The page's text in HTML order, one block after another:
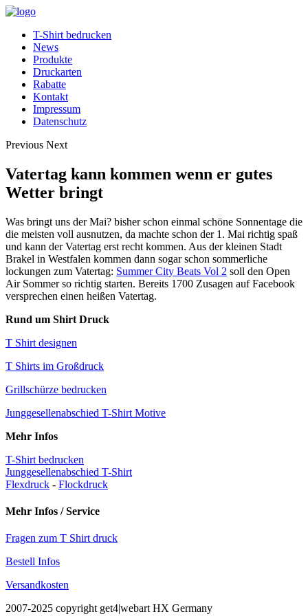
T-Shirt bedrucken
News
Produkte
Druckarten
Rabatte
Kontakt
Impressum
Datenschutz
Previous Next
Vatertag kann kommen wenn er gutes
Wetter bringt
Was bringt uns der Mai? bisher schon einmal schöne Sonnentage die
die meisten voll ausnutzen, da machte schon der 1. Mai richtig spaß
und kann der Vatertag erst recht kommen. Aus der kleinen Stadt
Brakel in Westfalen kommen dann sogar schon sommerliche
lockungen zum Vatertag: Summer City Beats Vol 2 soll den Open
Air Sommer so richtig starten. Bereits 1700 Zusagen auf Facebook
versprechen einen heißen Vatertag.
Rund um Shirt Druck
T Shirt designen
T Shirts im Großdruck
Grillschürze bedrucken
Junggesellenabschied T-Shirt Motive
Mehr Infos
T-Shirt bedrucken
Junggesellenabschied T-Shirt
Flexdruck - Flockdruck
Mehr Infos / Service
Fragen zum T Shirt druck
Bestell Infos
Versandkosten
2007-2025 copyright get4|webart HX Germany